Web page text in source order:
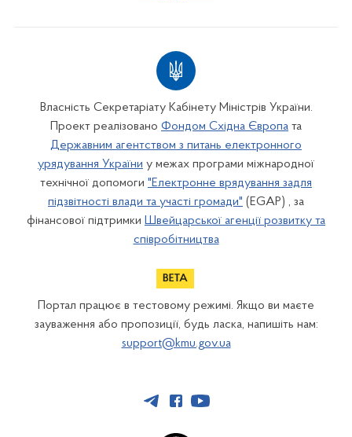
Власність Секретаріату Кабінету Міністрів України.
Проект реалізовано Фондом Східна Європа та
Державним агентством з питань електронного
урядування України у межах програми міжнародної
технічної допомоги "Електронне врядування задля
підзвітності влади та участі громади" (EGAP) , за
фінансової підтримки Швейцарської агенції розвитку та
співробітництва
Портал працює в тестовому режимі. Якщо ви маєте
зауваження або пропозиції, будь ласка, напишіть нам:
support@kmu.gov.ua